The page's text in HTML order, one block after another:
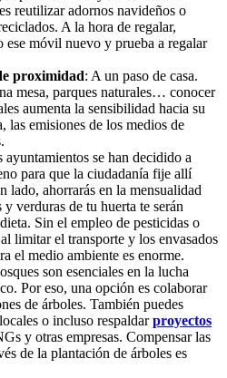
reutilizar adornos navideños o
A la hora de regalar,
ese móvil nuevo y prueba a regalar
proximidad: A un paso de casa.
mesa, parques naturales… conocer
aumenta la sensibilidad hacia su
las emisiones de los medios de
ayuntamientos se han decidido a
para que la ciudadanía fije allí
lado, ahorrarás en la mensualidad
verduras de tu huerta te serán
Sin el empleo de pesticidas o
limitar el transporte y los envasados
el medio ambiente es enorme.
son esenciales en la lucha
Por eso, una opción es colaborar
de árboles. También puedes
o incluso respaldarproyectos
y otras empresas. Compensar las
de la plantación de árboles es